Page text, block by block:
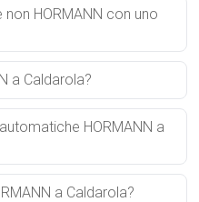
HORMANN con uno
a Caldarola?
HORMANN a
a Caldarola?